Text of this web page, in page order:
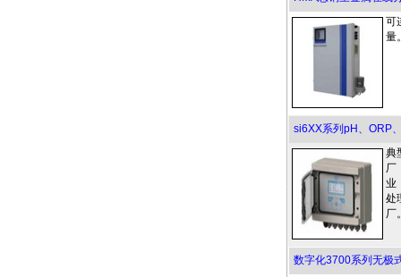
可
量
si6XX系列pH、ORP
典
厂
业
处
厂
数字化3700系列无极